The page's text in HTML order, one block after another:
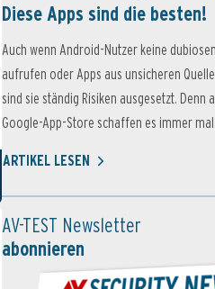
Diese Apps sind die besten!
Auch wenn Android-Nutzer keine
aufrufen oder Apps aus unsicheren
sind sie ständig Risiken ausgesetzt. Denn
Google-App-Store schaffen es immer
ARTIKEL LESEN
AV-TEST Newsletter
abonnieren